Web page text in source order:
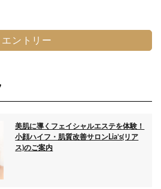
エントリー
美肌に導くフェイシャルエステを体験！
小顔ハイフ・肌質改善サロンLia’s(リア
ス)のご案内